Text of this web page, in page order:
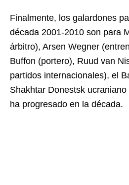
Finalmente, los galardones
década 2001-2010 son para
árbitro), Arsen Wegner
Buffon (portero), Ruud van
partidos internacionales), el
Shakhtar Donestsk
ha progresado en la década.